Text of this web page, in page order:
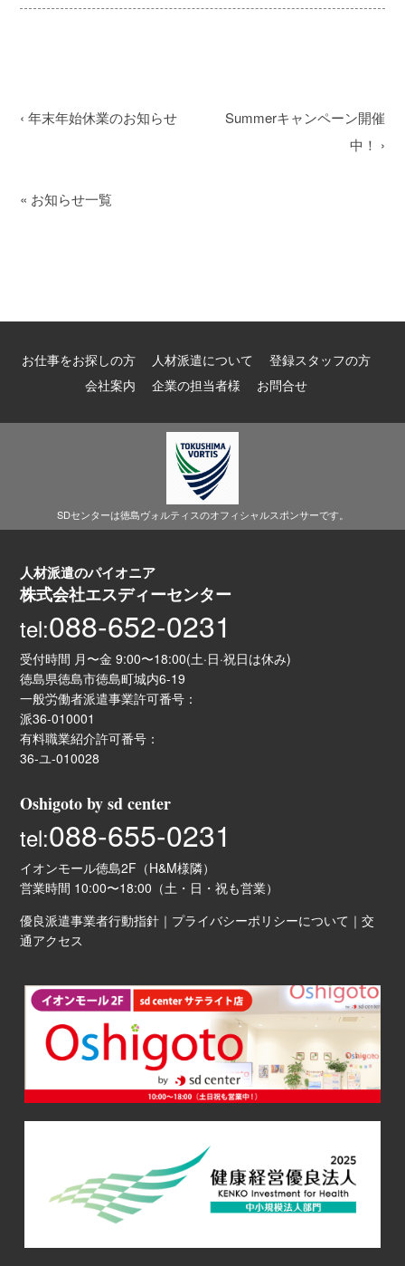
Summerキャンペーン開催
中！ ›
‹年末年始休業のお知らせ
« お知らせ一覧
お仕事をお探しの方 人材派遣について
登録スタッフの方
会社案内
企業の担当者様 お問合せ
SDセンターは徳島ヴォルティスのオフィシャルスポンサーです。
人材派遣のパイオニア
株式会社エスディーセンター
tel:088-652-0231
受付時間 月〜金 9:00〜18:00(土·日·祝日は休み)
徳島県徳島市徳島町城内6-19
一般労働者派遣事業許可番号：
派36-010001
有料職業紹介許可番号：
36-ユ-010028
Oshigoto by sd center
tel:088-655-0231
イオンモール徳島2F（H&M様隣）
営業時間 10:00〜18:00（土・日・祝も営業）
優良派遣事業者行動指針 ｜ プライバシーポリシーについて ｜交
通アクセス